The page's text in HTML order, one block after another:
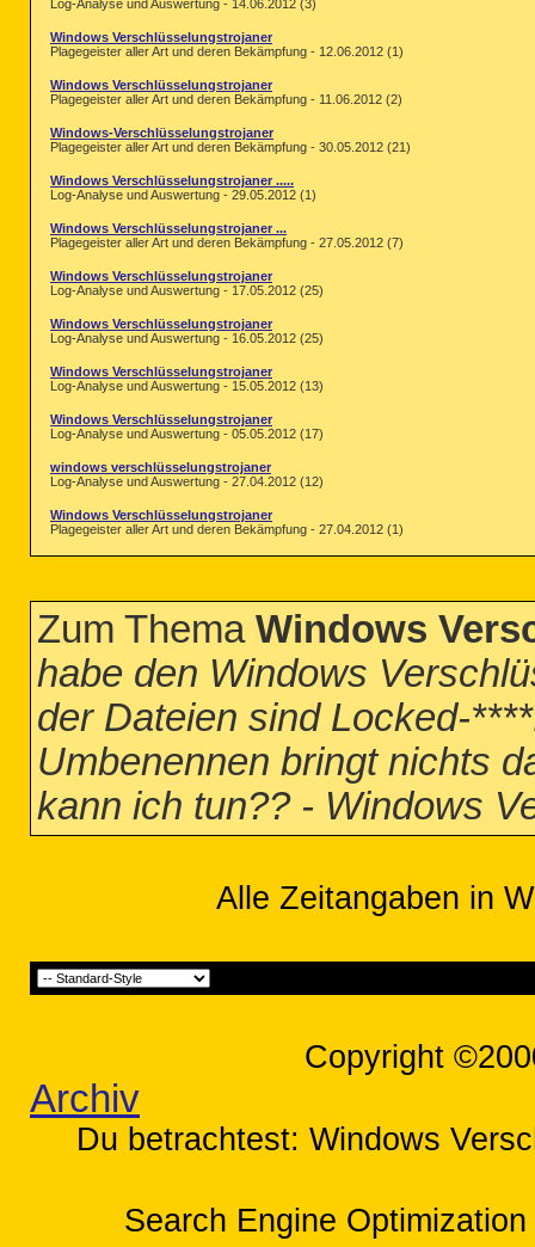
Log-Analyse und Auswertung - 14.06.2012 (3)
Windows Verschlüsselungstrojaner
Plagegeister aller Art und deren Bekämpfung - 12.06.2012 (1)
Windows Verschlüsselungstrojaner
Plagegeister aller Art und deren Bekämpfung - 11.06.2012 (2)
Windows-Verschlüsselungstrojaner
Plagegeister aller Art und deren Bekämpfung - 30.05.2012 (21)
Windows Verschlüsselungstrojaner .....
Log-Analyse und Auswertung - 29.05.2012 (1)
Windows Verschlüsselungstrojaner ...
Plagegeister aller Art und deren Bekämpfung - 27.05.2012 (7)
Windows Verschlüsselungstrojaner
Log-Analyse und Auswertung - 17.05.2012 (25)
Windows Verschlüsselungstrojaner
Log-Analyse und Auswertung - 16.05.2012 (25)
Windows Verschlüsselungstrojaner
Log-Analyse und Auswertung - 15.05.2012 (13)
Windows Verschlüsselungstrojaner
Log-Analyse und Auswertung - 05.05.2012 (17)
windows verschlüsselungstrojaner
Log-Analyse und Auswertung - 27.04.2012 (12)
Windows Verschlüsselungstrojaner
Plagegeister aller Art und deren Bekämpfung - 27.04.2012 (1)
Zum Thema Windows
habe den Windows
der Dateien sind Locked-
Umbenennen bringt nichts
kann ich tun?? - Windows
Alle Zeitangaben in
Copyright
Archiv
Du betrachtest: Windows
Search Engine